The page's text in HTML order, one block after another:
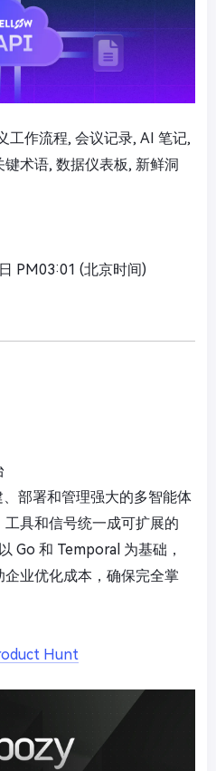
工作流程, 会议记录, AI 笔记,
术语, 数据仪表板, 新鲜洞
PM03:01 (北京时间)
、部署和管理强大的多智能体
具和信号统一成可扩展的
Go 和 Temporal 为基础，
业优化成本，确保完全掌
Hunt